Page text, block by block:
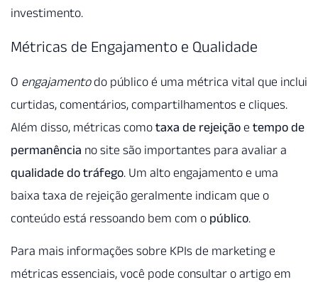
investimento.
Métricas de Engajamento e Qualidade
O engajamentodo público é uma métrica vital que inclui
curtidas, comentários, compartilhamentos e cliques.
Além disso, métricas como taxa de rejeição e tempo de
permanência no site são importantes para avaliar a
qualidade do tráfego. Um alto engajamento e uma
baixa taxa de rejeição geralmente indicam que o
conteúdo está ressoando bem com o público.
Para mais informações sobre KPIs de marketing e
métricas essenciais, você pode consultar o artigo em